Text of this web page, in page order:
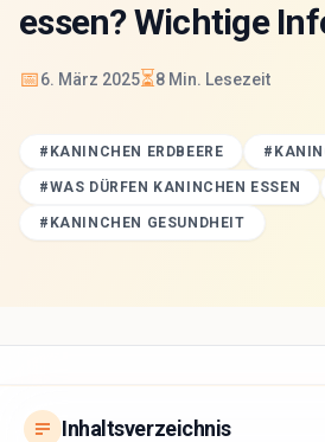
essen? Wichtige
📅6. März 2025⏳8 Min. Lesezeit
# KANINCHEN ERDBEERE #
#WAS DÜRFEN KANINCHEN ESSEN
# KANINCHEN GESUNDHEIT
Inhaltsverzeichnis